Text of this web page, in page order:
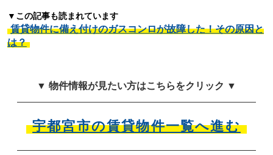
▼この記事も読まれています
賃貸物件に備え付けのガスコンロが故障した！その原因と
は？
▼ 物件情報が見たい方はこちらをクリック ▼
宇都宮市の賃貸物件一覧へ進む